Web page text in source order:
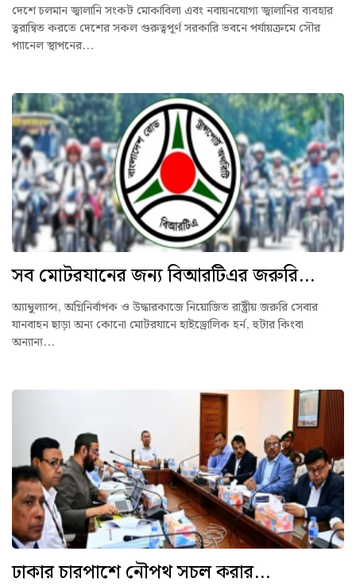
দেশে চলমান জ্বালানি সংকট মোকাবিলা এবং নবায়নযোগ্য জ্বালানির ব্যবহার
ত্বরান্বিত করতে দেশের সকল গুরুত্বপূর্ণ সরকারি ভবনে পর্যায়ক্রমে সৌর
প্যানেল স্থাপনের...
সব মোটরযানের জন্য বিআরটিএর জরুরি...
অ্যাম্বুল্যান্স, অগ্নিনির্বাপক ও উদ্ধারকাজে নিয়োজিত রাষ্ট্রীয় জরুরি সেবার
যানবাহন ছাড়া অন্য কোনো মোটরযানে হাইড্রোলিক হর্ন, হুটার কিংবা
অন্যান্য...
ঢাকার চারপাশে নৌপথ সচল করার...